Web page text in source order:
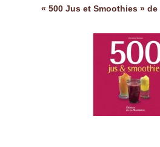
« 500 Jus et Smoothies »